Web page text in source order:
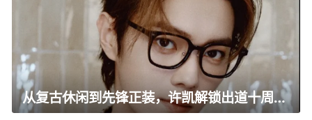
从复古休闲到先锋正装，许凯解锁出道十周年大片